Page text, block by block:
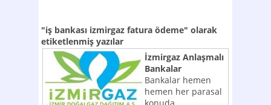
"iş bankası izmirgaz fatura ödeme" olarak
etiketlenmiş yazılar
İzmirgaz Anlaşmalı
Bankalar
Bankalar hemen
hemen her parasal